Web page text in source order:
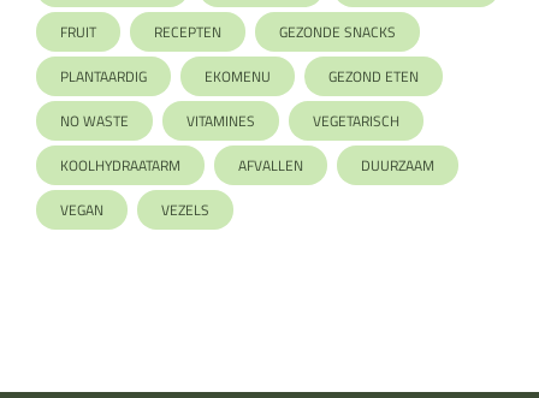
FRUIT
RECEPTEN
GEZONDE SNACKS
PLANTAARDIG
EKOMENU
GEZOND ETEN
NO WASTE
VITAMINES
VEGETARISCH
KOOLHYDRAATARM
AFVALLEN
DUURZAAM
VEGAN
VEZELS